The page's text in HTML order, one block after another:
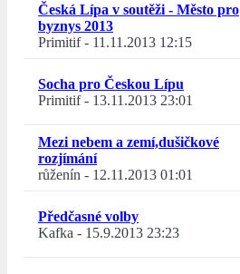
Česká Lípa v soutěži - Město pro
byznys 2013
Primitif- 11.11.2013 12:15
Socha pro Českou Lípu
Primitif- 13.11.2013 23:01
Mezi nebem a zemí,dušičkové
rozjímání
růženín - 12.11.2013 01:01
Předčasné volby
Kafka - 15.9.2013 23:23